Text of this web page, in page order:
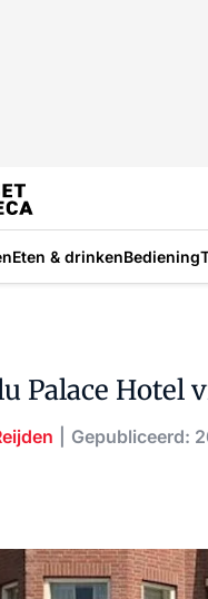
Eten & drinkenBediening
Palace
Gepubliceerd: